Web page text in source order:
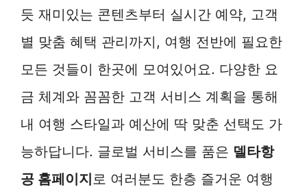
듯 재미있는 콘텐츠부터 실시간 예약, 고객
별 맞춤 혜택 관리까지, 여행 전반에 필요한
모든 것들이 한곳에 모여있어요. 다양한 요
금 체계와 꼼꼼한 고객 서비스 계획을 통해
내 여행 스타일과 예산에 딱 맞춘 선택도 가
능하답니다. 글로벌 서비스를 품은 델타항
공 홈페이지 로 여러분도 한층 즐거운 여행